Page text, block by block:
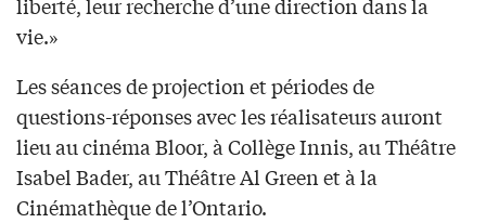
liberté, leur recherche d’une direction dans la
vie.»
Les séances de projection et périodes de
questions-réponses avec les réalisateurs auront
lieu au cinéma Bloor, à Collège Innis, au Théâtre
Isabel Bader, au Théâtre Al Green et à la
Cinémathèque de l’Ontario.